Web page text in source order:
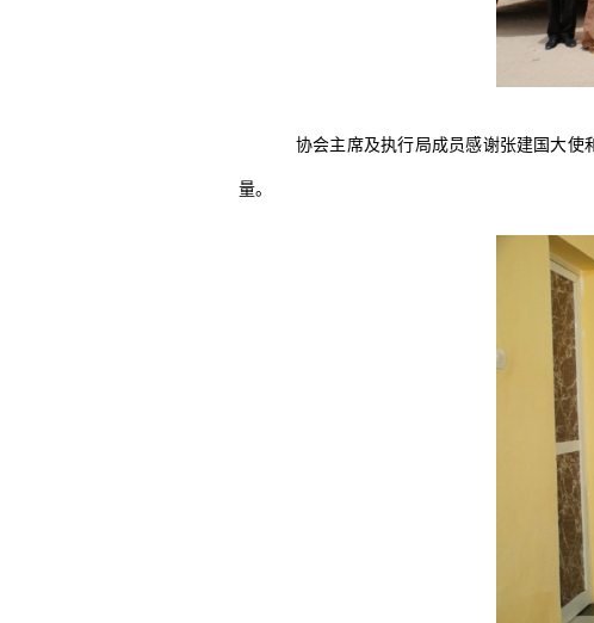
协会主席及执行局成员感谢张建国大
量。